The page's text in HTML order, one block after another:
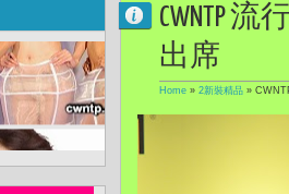
CWNTP 流
出席
Home » 2新裝精品 »